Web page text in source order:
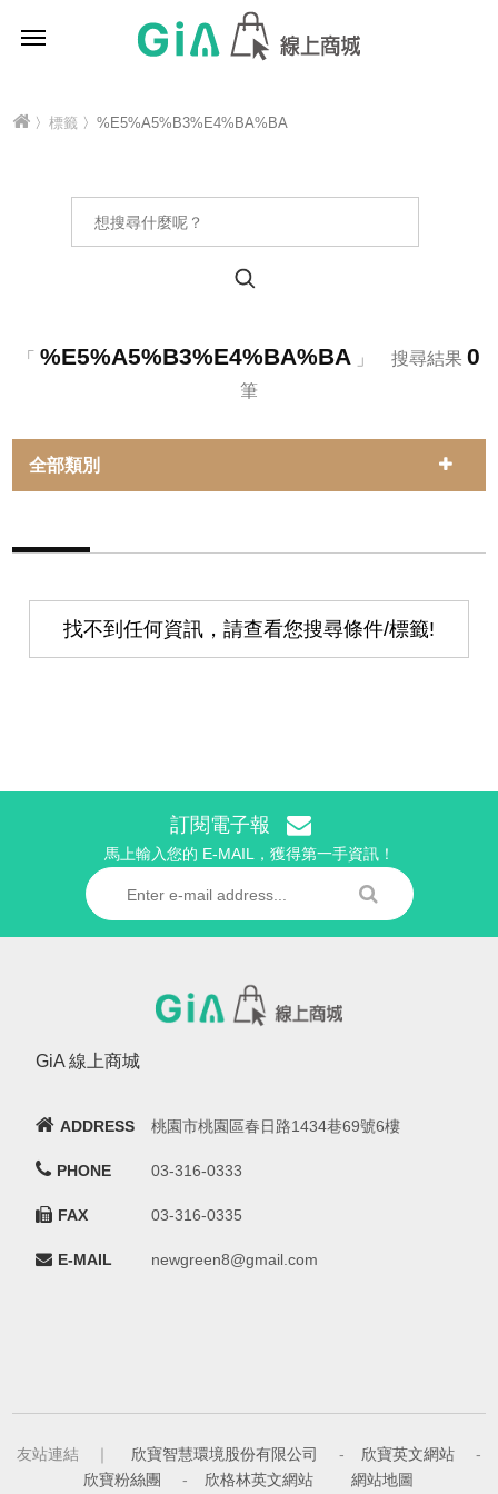
〉標籤 〉%E5%A5%B3%E4%BA%BA
「 %E5%A5%B3%E4%BA%BA 」 搜尋結果 0
筆
全部類別
找不到任何資訊，請查看您搜尋條件/標籤!
訂閱電子報
馬上輸入您的 E-MAIL，獲得第一手資訊！
GiA 線上商城
ADDRESS 桃園市桃園區春日路1434巷69號6樓
PHONE 03-316-0333
FAX 03-316-0335
E-MAIL newgreen8@gmail.com
友站連結 ｜ 欣寶智慧環境股份有限公司 - 欣寶英文網站
-
欣寶粉絲團
- 欣格林英文網站 網站地圖